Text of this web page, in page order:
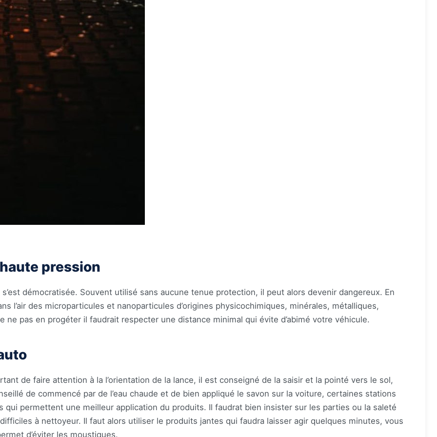
pression
s’est démocratisée. Souvent utilisé sans aucune tenue protection, il peut alors devenir dangereux. En
l’air des microparticules et nanoparticules d’origines physicochimiques, minérales, métalliques,
pas en progéter il faudrait respecter une distance minimal qui évite d’abimé votre véhicule.
de faire attention à la l’orientation de la lance, il est conseigné de la saisir et la pointé vers le sol,
de commencé par de l’eau chaude et de bien appliqué le savon sur la voiture, certaines stations
permettent une meilleur application du produits. Il faudrat bien insister sur les parties ou la saleté
à nettoyeur. Il faut alors utiliser le produits jantes qui faudra laisser agir quelques minutes, vous
d’éviter les moustiques.